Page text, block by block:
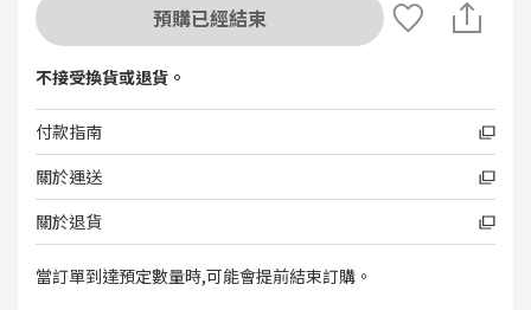
預購已經結束
不接受換貨或退貨。
付款指南
關於運送
關於退貨
當訂單到達預定數量時,可能會提前結束訂購。